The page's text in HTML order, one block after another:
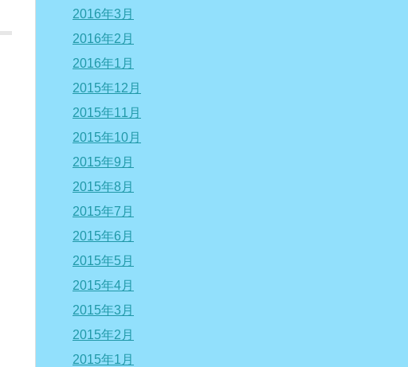
2016年3月
2016年2月
2016年1月
2015年12月
2015年11月
2015年10月
2015年9月
2015年8月
2015年7月
2015年6月
2015年5月
2015年4月
2015年3月
2015年2月
2015年1月